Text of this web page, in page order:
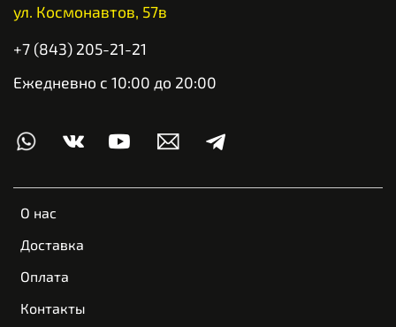
О нас
Доставка
Оплата
Контакты
ул. Космонавтов, 57в
+7 (843) 205-21-21
Ежедневно с 10:00 до 20:00